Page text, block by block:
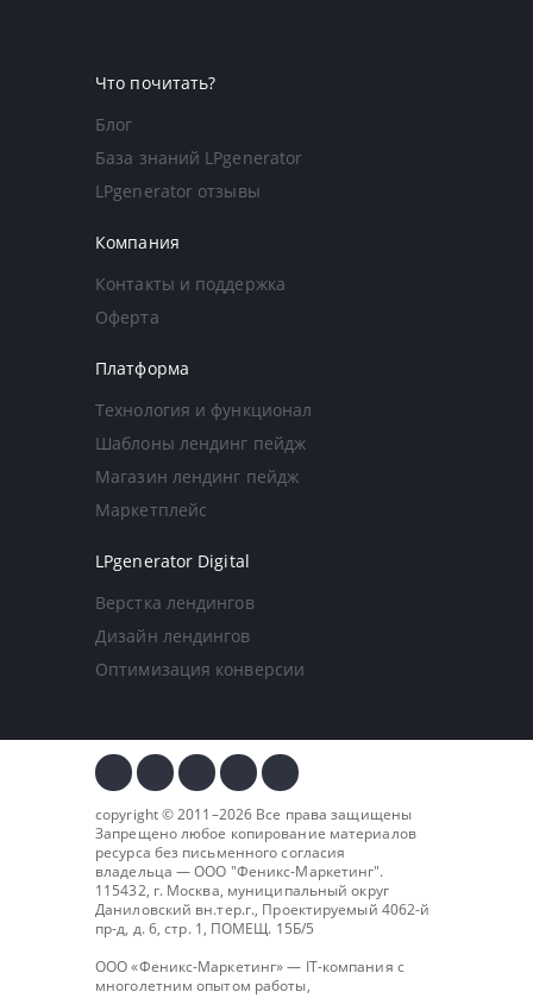
Что почитать?
Блог
База знаний LPgenerator
LPgenerator отзывы
Компания
Контакты и поддержка
Оферта
Платформа
Технология и функционал
Шаблоны лендинг пейдж
Магазин лендинг пейдж
Маркетплейс
LPgenerator Digital
Верстка лендингов
Дизайн лендингов
Оптимизация конверсии
copyright © 2011–2026 Все права защищены
Запрещено любое копирование материалов
ресурса без письменного согласия
владельца — ООО "Феникс-Маркетинг".
115432, г. Москва, муниципальный округ
Даниловский вн.тер.г., Проектируемый 4062-й
пр-д, д. 6, стр. 1, ПОМЕЩ. 15Б/5
ООО «Феникс-Маркетинг» — IT-компания с
многолетним опытом работы,